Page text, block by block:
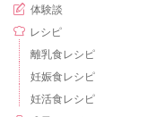
体験談
レシピ
離乳食レシピ
妊娠食レシピ
妊活食レシピ